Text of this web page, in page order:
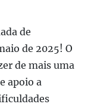
de
de 2025! O
de mais uma
apoio a